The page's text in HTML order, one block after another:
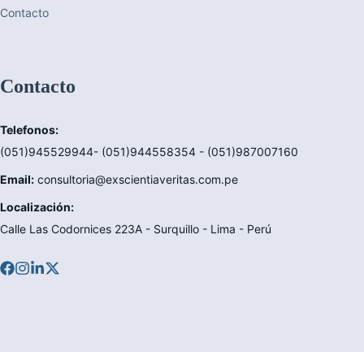
Contacto
Contacto
Telefonos:
(051)945529944- (051)944558354 - (051)987007160
Email: consultoria@exscientiaveritas.com.pe
Localización:
Calle Las Codornices 223A - Surquillo - Lima - Perú